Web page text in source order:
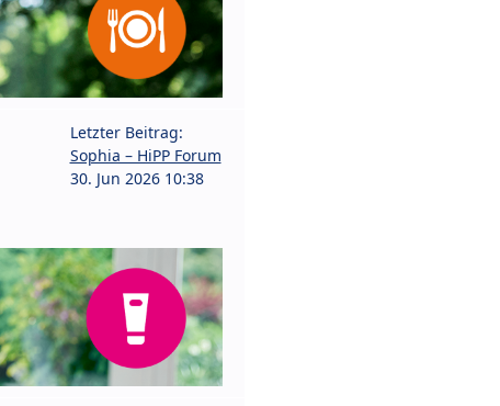
Letzter Beitrag:
Sophia – HiPP Forum
30. Jun 2026 10:38